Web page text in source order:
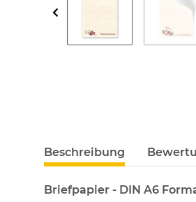
Beschreibung
Briefpapier - DIN A6